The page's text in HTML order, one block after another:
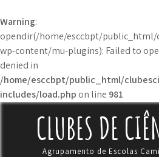
Warning:
opendir(/home/esccbpt/public_html/
wp-content/mu-plugins): Failed to
denied in
/home/esccbpt/public_html/
includes/load.php on line 981
Skip
CLUBES DE
Agrupamento de Escolas